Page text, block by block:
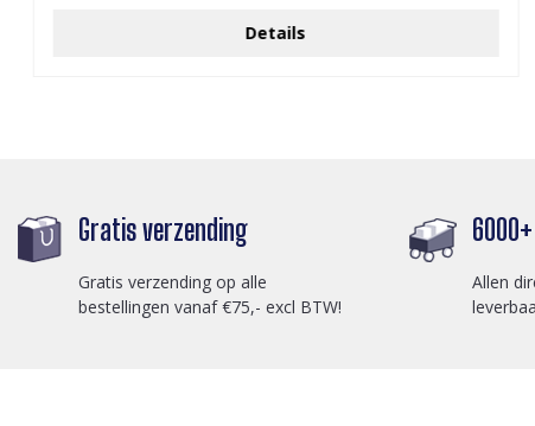
Details
Gratis verzending
Gratis verzending op alle
bestellingen vanaf €75,- excl BTW!
Allen